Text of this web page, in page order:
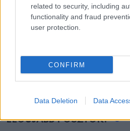
related to security, including
functionality and fraud
user protection.
CONFIRM
Data Deletion Data
LEGÚJABB POSZTOK: